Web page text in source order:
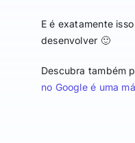
E é exatamente
desenvolver 🙂
Descubra também
no Google é uma